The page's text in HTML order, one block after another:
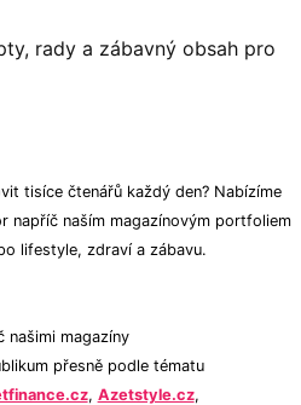
rady a zábavný obsah pro
tisíce čtenářů každý den? Nabízíme
napříč naším magazínovým portfoliem
lifestyle, zdraví a zábavu.
našimi magazíny
přesně podle tématu
, Azetstyle.cz,